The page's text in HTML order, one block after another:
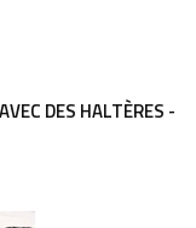
DES HALTÈRES -